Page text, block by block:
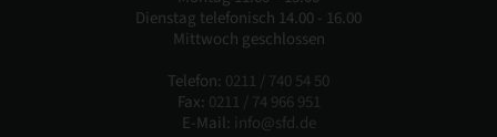
Dienstag telefonisch 14.00 - 16.00
Mittwoch geschlossen
Telefon: 0211 / 740 54 50
Fax: 0211 / 74 966 951
E-Mail: info@sfd.de